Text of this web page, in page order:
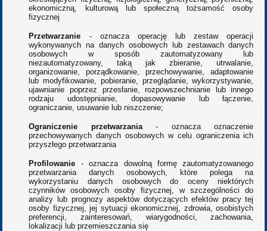
ekonomiczną, kulturową lub społeczną tożsamość osoby
fizycznej
Przetwarzanie - oznacza operację lub zestaw operacji
wykonywanych na danych osobowych lub zestawach danych
osobowych w sposób zautomatyzowany lub
niezautomatyzowany, taką jak zbieranie, utrwalanie,
organizowanie, porządkowanie, przechowywanie, adaptowanie
lub modyfikowanie, pobieranie, przeglądanie, wykorzystywanie,
ujawnianie poprzez przesłanie, rozpowszechnianie lub innego
rodzaju udostępnianie, dopasowywanie lub łączenie,
ograniczanie, usuwanie lub niszczenie;
Ograniczenie przetwarzania- oznacza oznaczenie
przechowywanych danych osobowych w celu ograniczenia ich
przyszłego przetwarzania
Profilowanie - oznacza dowolną formę zautomatyzowanego
przetwarzania danych osobowych, które polega na
wykorzystaniu danych osobowych do oceny niektórych
czynników osobowych osoby fizycznej, w szczególności do
analizy lub prognozy aspektów dotyczących efektów pracy tej
osoby fizycznej, jej sytuacji ekonomicznej, zdrowia, osobistych
preferencji, zainteresowań, wiarygodności, zachowania,
lokalizacji lub przemieszczania się